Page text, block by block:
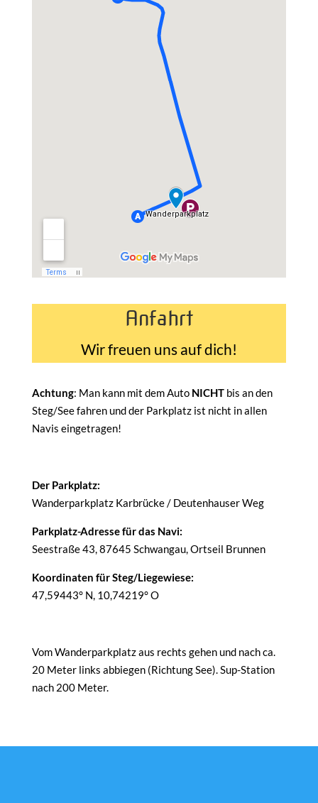
Anfahrt
Wir freuen uns auf dich!
Achtung: Man kann mit dem Auto NICHT bis an den
Steg/See fahren und der Parkplatz ist nicht in allen
Navis eingetragen!
Der Parkplatz:
Wanderparkplatz Karbrücke / Deutenhauser Weg
Parkplatz-Adresse für das Navi:
Seestraße 43, 87645 Schwangau, Ortseil Brunnen
Koordinaten für Steg/Liegewiese:
47,59443° N, 10,74219° O
Vom Wanderparkplatz aus rechts gehen und nach ca.
20 Meter links abbiegen (Richtung See). Sup-Station
nach 200 Meter.